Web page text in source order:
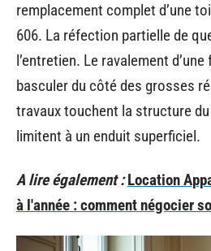
remplacement complet d’une
606. La réfection partielle de
l’entretien. Le ravalement
basculer du côté des grosses
travaux touchent la structure du
limitent à un enduit superficiel.
A lire également : Location
à l'année : comment négocier